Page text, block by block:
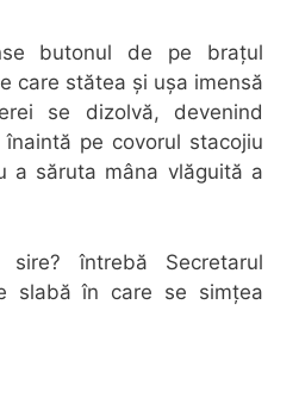
butonul de pe brațul
care stătea și ușa imensă
se dizolvă, devenind
pe covorul stacojiu
a săruta mâna vlăguită a
întrebă Secretarul
slabă în care se simțea